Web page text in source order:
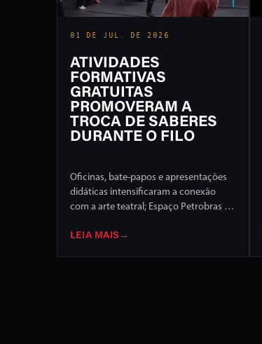
01 DE JUL. DE 2026
ATIVIDADES
FORMATIVAS
GRATUITAS
PROMOVERAM A
TROCA DE SABERES
DURANTE O FILO
Oficinas, bate-papos e apresentações
didáticas intensificaram a conexão
com a arte teatral; Espaço Petrobras foi
LEIA MAIS →